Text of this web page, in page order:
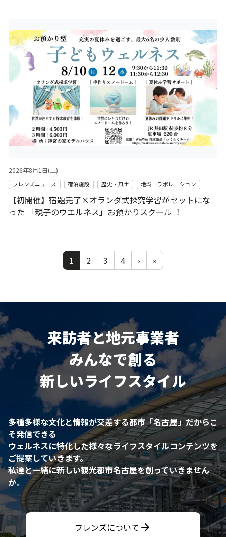
2026年8月1日(土)
フレンズニュース 宿泊施設 歴史・風土 地域コラボレーション
【初開催】宿題完了×オランダ式探究学習がセットにな
った 「親子のウエルネス」お預かりスクール ！
1 2 3 4 › »
来訪者と地元事業者
みんなで創る
新しいライフスタイル
多種多様な文化と情報が交差する都市「名古屋」だからこ
そ発信できる
ウェルネスに特化した様々なライフスタイルコンテンツを
ご提案していきます。
私達と一緒に新しい観光都市名古屋を創っていきません
か。
フレンズについて arrow_forward